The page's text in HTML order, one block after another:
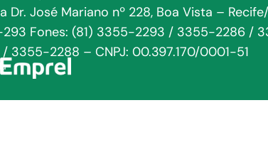
Dr. José Mariano nº 228, Boa Vista –
293 Fones: (81) 3355-2293 / 3355-2286 /
3355-2288 – CNPJ: 00.397.170/0001-51